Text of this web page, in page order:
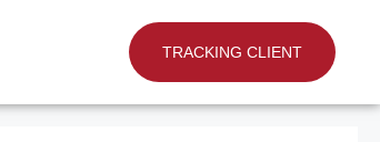
TRACKING CLIENT